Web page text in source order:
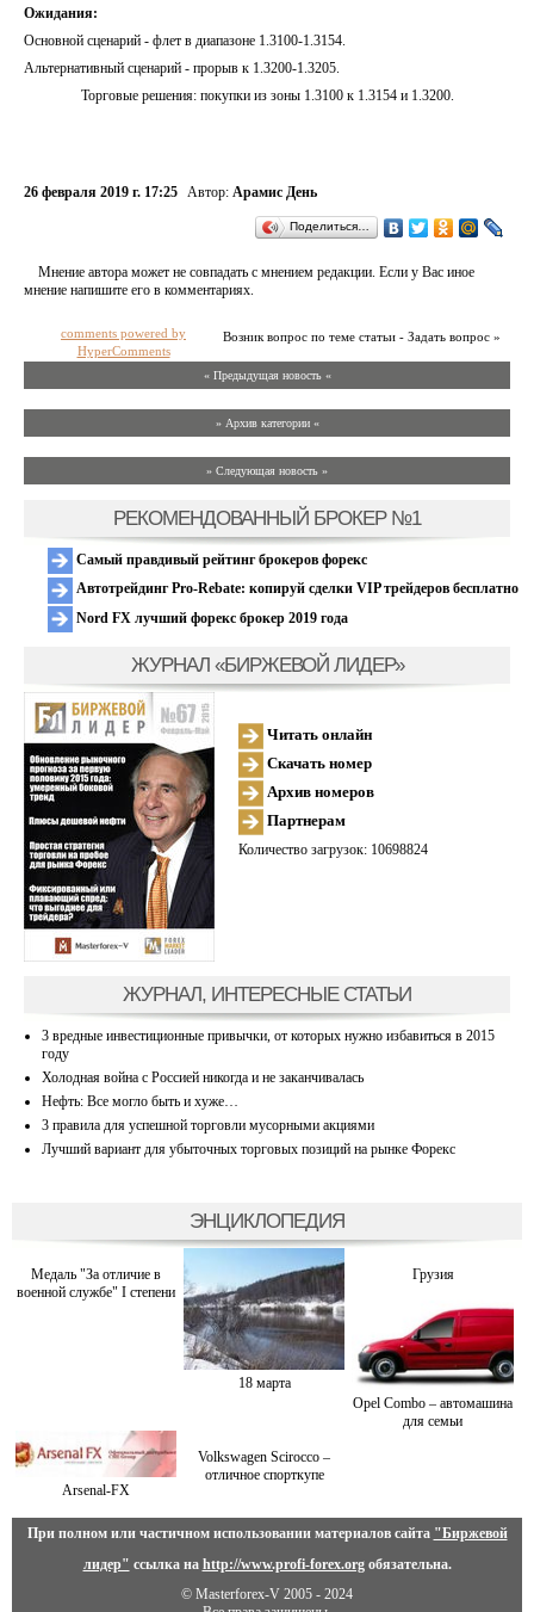
Ожидания:
Основной сценарий - флет в диапазоне 1.3100-1.3154.
Альтернативный сценарий - прорыв к 1.3200-1.3205.
Торговые решения: покупки из зоны 1.3100 к 1.3154 и 1.3200.
26 февраля 2019 г. 17:25 Автор: Арамис День
Поделиться…
Мнение автора может не совпадать с мнением редакции. Если у Вас иное
мнение напишите его в комментариях.
Возник вопрос по теме статьи - Задать вопрос »
comments powered by
HyperComments
« Предыдущая новость «
» Архив категории «
» Следующая новость »
РЕКОМЕНДОВАННЫЙ БРОКЕР №1
Самый правдивый рейтинг брокеров форекс
Автотрейдинг Pro-Rebate: копируй сделки VIP трейдеров бесплатно
Nord FX лучший форекс брокер 2019 года
ЖУРНАЛ «БИРЖЕВОЙ ЛИДЕР»
Читать онлайн
Скачать номер
Архив номеров
Партнерам
Количество загрузок: 10698824
ЖУРНАЛ, ИНТЕРЕСНЫЕ СТАТЬИ
3 вредные инвестиционные привычки, от которых нужно избавиться в 2015
году
Холодная война с Россией никогда и не заканчивалась
Нефть: Все могло быть и хуже…
3 правила для успешной торговли мусорными акциями
Лучший вариант для убыточных торговых позиций на рынке Форекс
ЭНЦИКЛОПЕДИЯ
Медаль "За отличие в
военной службе" I степени
18 марта
Грузия
Opel Combo – автомашина
для семьи
Arsenal-FX
Volkswagen Scirocco –
отличное спорткупе
При полном или частичном использовании материалов сайта "Биржевой
лидер" ссылка на http://www.profi-forex.orgобязательна.
© Masterforex-V 2005 - 2024